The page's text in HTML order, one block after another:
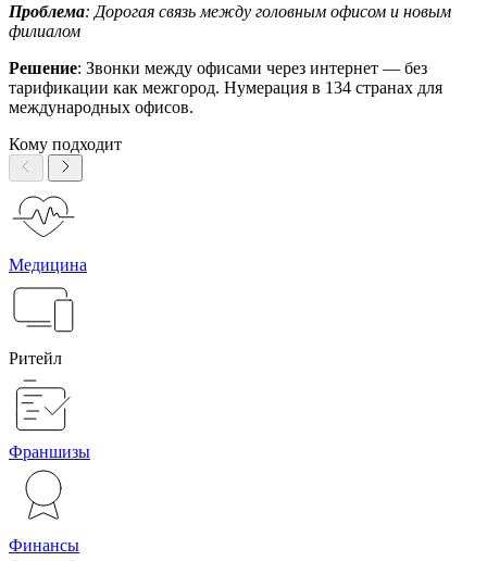
Проблема: Дорогая связь между головным офисом и новым
филиалом
Решение: Звонки между офисами через интернет — без
тарификации как межгород. Нумерация в 134 странах для
международных офисов.
Кому подходит
Медицина
Ритейл
Франшизы
Финансы